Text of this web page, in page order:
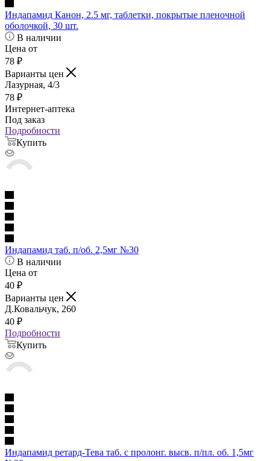
Индапамид Канон, 2.5 мг, таблетки, покрытые пленочной
оболочкой, 30 шт.
В наличии
Цена от
78 ₽
Варианты цен
Лазурная, 4/3
78 ₽
Интернет-аптека
Под заказ
Подробности
Купить
Индапамид таб. п/об. 2,5мг №30
В наличии
Цена от
40 ₽
Варианты цен
Д.Ковальчук, 260
40 ₽
Подробности
Купить
Индапамид ретард-Тева таб. с пролонг. высв. п/пл. об. 1,5мг